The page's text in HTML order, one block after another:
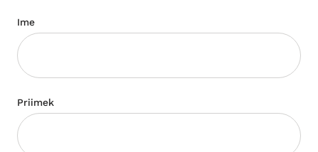
Ime
Priimek